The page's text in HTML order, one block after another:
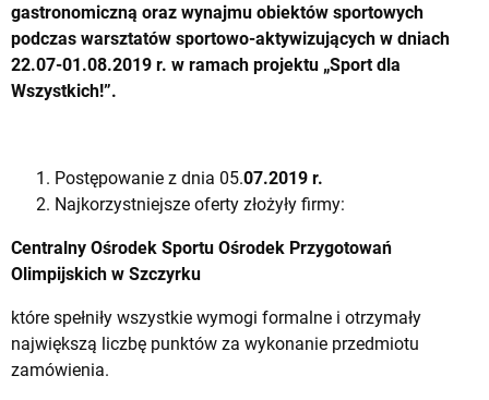
gastronomiczną oraz wynajmu obiektów sportowych
podczas warsztatów sportowo-aktywizujących w dniach
22.07-01.08.2019 r. w ramach projektu „Sport dla
Wszystkich!”.
Postępowanie z dnia 05.07.2019 r.
Najkorzystniejsze oferty złożyły firmy:
Centralny Ośrodek Sportu Ośrodek Przygotowań
Olimpijskich w Szczyrku
które spełniły wszystkie wymogi formalne i otrzymały
największą liczbę punktów za wykonanie przedmiotu
zamówienia.